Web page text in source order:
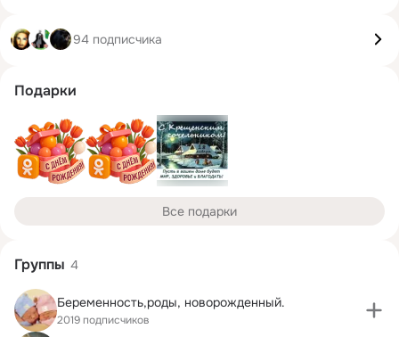
94 подписчика
Подарки
Все подарки
Группы 4
Беременность,роды, новорожденный.
2019 подписчиков